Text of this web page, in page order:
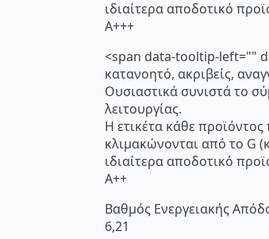
ιδιαίτερα αποδοτικό
A+++
<span data-tooltip-left=""
κατανοητό, ακριβείς,
Ουσιαστικά συνιστά το
λειτουργίας.
Η ετικέτα κάθε
κλιμακώνονται από το G
ιδιαίτερα αποδοτικό
A++
Βαθμός Ενεργειακής
6,21